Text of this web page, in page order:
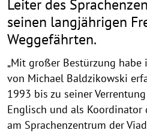
Leiter des
seinen langjährigen
Weggefährten.
„Mit großer Bestürzung habe
von Michael Baldzikowski
1993 bis zu seiner
Englisch und als Koordinator
am Sprachenzentrum der